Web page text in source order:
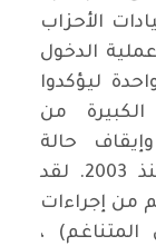
الأحزاب
الدخول
ليؤكدوا
من
حالة
التشظي التي لا زمت أوضاعهم منذ 2003. لقد
من إجراءات
،